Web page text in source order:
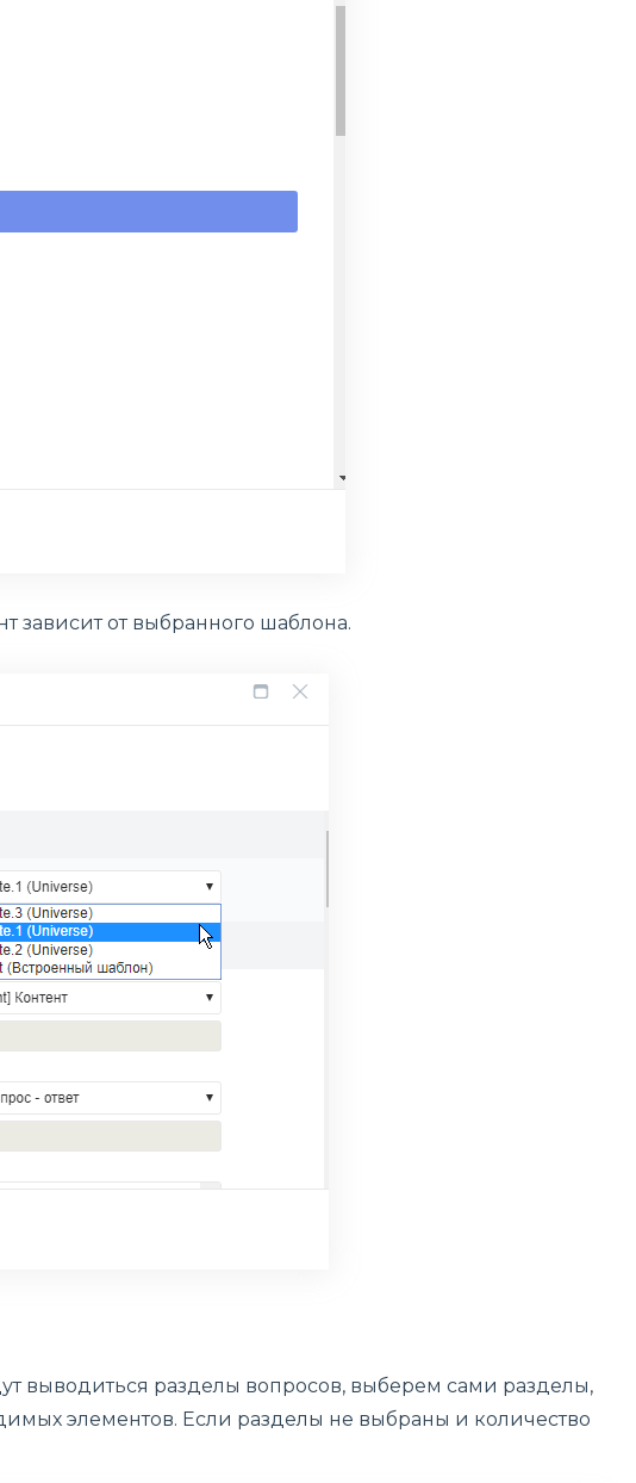
от выбранного шаблона.
выводиться разделы вопросов, выберем сами разделы,
элементов. Если разделы не выбраны и количество